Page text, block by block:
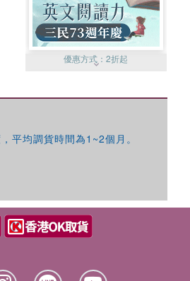
優惠方式：2折起
平均調貨時間為1~2個月。